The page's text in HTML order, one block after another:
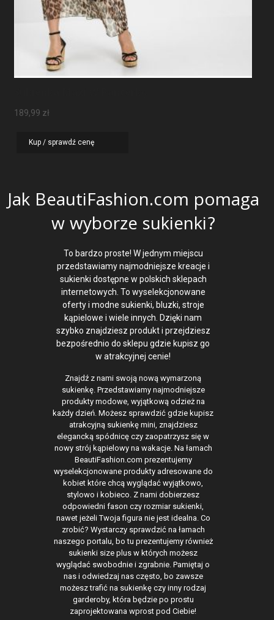
189,99 zł
Kup / sprawdź cenę
Jak BeautiFashion.com pomaga
w wyborze sukienki?
To bardzo proste! W jednym miejscu
przedstawiamy najmodniejsze kreacje i
sukienki dostępne w polskich sklepach
internetowych. To wyselekcjonowane
oferty i modne sukienki, bluzki, stroje
kąpielowe i wiele innych. Dzięki nam
szybko znajdziesz produkt i przejdziesz
bezpośrednio do sklepu gdzie kupisz go
w atrakcyjnej cenie!
Znajdź z nami swoją nową wymarzoną
sukienkę. Przedstawiamy najmodniejsze
produkty modowe, wyjątkową odzież na
każdy dzień. Możesz sprawdzić gdzie kupisz
atrakcyjną sukienkę mini, znajdziesz
elegancką spódnicę czy zaopatrzysz się w
nowy strój kąpielowy na wakacje. Na łamach
BeautiFashion.com prezentujemy
wyselekcjonowane produkty adresowane do
kobiet które chcą wyglądać wyjątkowo,
stylowo i kobieco. Z nami dobierzesz
odpowiedni fason czy rozmiar sukienki,
nawet jeżeli Twoja figura nie jest idealna. Co
zrobić? Wystarczy sprawdzić na łamach
naszego portalu, bo tu prezentujemy również
sukienki size plus w których możesz
wyglądać swobodnie i zgrabnie. Pamiętaj o
nas i odwiedzaj nas często, bo zawsze
możesz trafić na sukienkę czy inny rodzaj
garderoby, która będzie po prostu
zaprojektowana wprost pod Ciebie!